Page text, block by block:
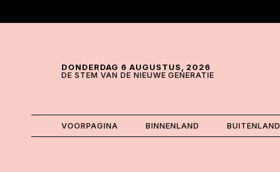
DONDERDAG 6 AUGUSTUS, 2026
DE STEM VAN DE NIEUWE GENERATIE
VOORPAGINA BINNENLAND BUITENLAND